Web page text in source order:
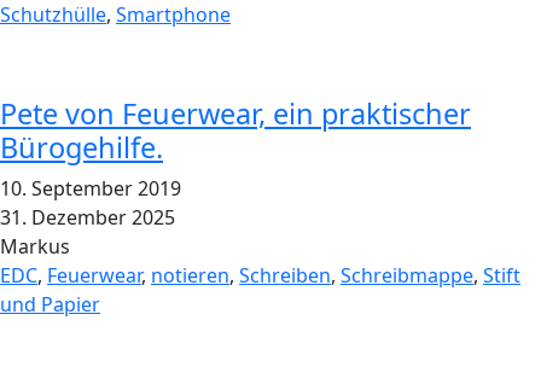
Schutzhülle, Smartphone
Pete von Feuerwear, ein praktischer
Bürogehilfe.
10. September 2019
31. Dezember 2025
Markus
EDC, Feuerwear, notieren, Schreiben, Schreibmappe, Stift
und Papier